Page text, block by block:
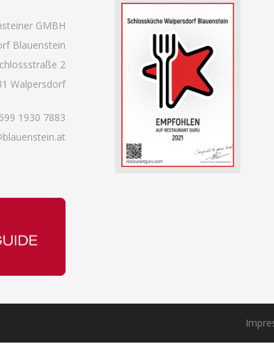
GMBH
Blauenstein
2
Walpersdorf
1930 7883